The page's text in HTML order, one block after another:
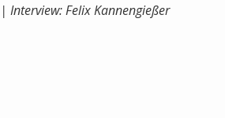
Interview: Felix Kannengießer